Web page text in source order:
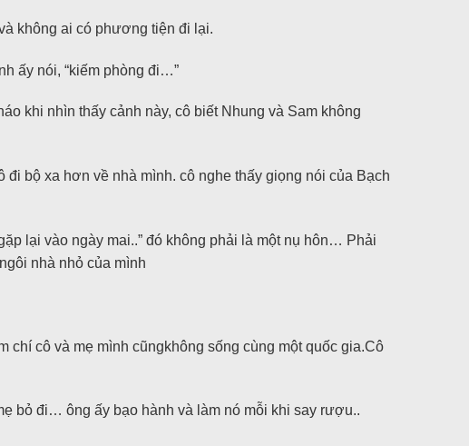
không ai có phương tiện đi lại.
ấy nói, “kiếm phòng đi…”
khi nhìn thấy cảnh này, cô biết Nhung và Sam không
bộ xa hơn về nhà mình. cô nghe thấy giọng nói của Bạch
lại vào ngày mai..” đó không phải là một nụ hôn… Phải
nhà nhỏ của mình
chí cô và mẹ mình cũngkhông sống cùng một quốc gia.Cô
bỏ đi… ông ấy bạo hành và làm nó mỗi khi say rượu..